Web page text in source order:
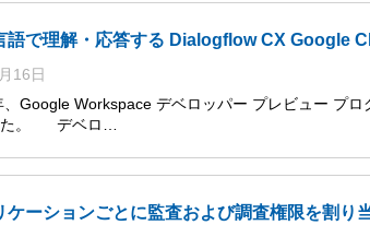
語で理解・応答する Dialogflow CX Google
16日
、Google Workspace デベロッパー プレビュー プ
た。 デベロ…
ケーションごとに監査および調査権限を割り